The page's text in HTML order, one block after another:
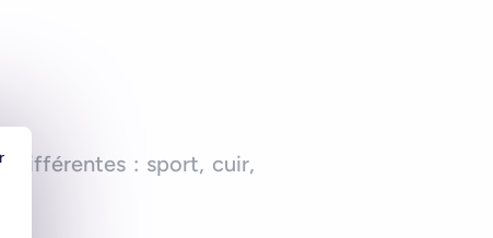
différentes : sport, cuir,